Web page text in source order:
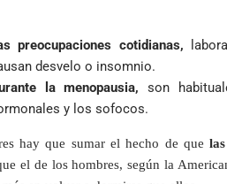
preocupaciones cotidianas,
desvelo o insomnio.
la menopausia, son
y los sofocos.
hay que sumar el hecho de que
el de los hombres, según la